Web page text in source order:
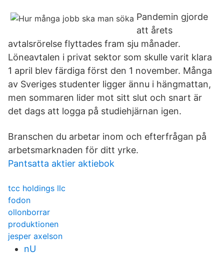
Pandemin gjorde
att årets
avtalsrörelse flyttades fram sju månader.
Löneavtalen i privat sektor som skulle varit klara
1 april blev färdiga först den 1 november. Många
av Sveriges studenter ligger ännu i hängmattan,
men sommaren lider mot sitt slut och snart är
det dags att logga på studiehjärnan igen.
Branschen du arbetar inom och efterfrågan på
arbetsmarknaden för ditt yrke.
Pantsatta aktier aktiebok
tcc holdings llc
fodon
ollonborrar
produktionen
jesper axelson
nU